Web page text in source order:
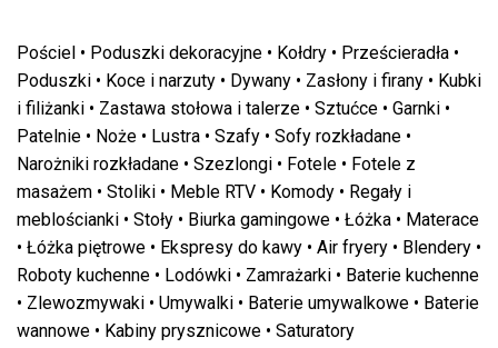
Pościel • Poduszki dekoracyjne • Kołdry • Prześcieradła •
Poduszki • Koce i narzuty • Dywany • Zasłony i firany • Kubki
i filiżanki • Zastawa stołowa i talerze • Sztućce • Garnki •
Patelnie • Noże • Lustra • Szafy • Sofy rozkładane •
Narożniki rozkładane • Szezlongi • Fotele • Fotele z
masażem • Stoliki • Meble RTV • Komody • Regały i
meblościanki • Stoły • Biurka gamingowe • Łóżka • Materace
• Łóżka piętrowe • Ekspresy do kawy • Air fryery • Blendery •
Roboty kuchenne • Lodówki • Zamrażarki • Baterie kuchenne
• Zlewozmywaki • Umywalki • Baterie umywalkowe • Baterie
wannowe • Kabiny prysznicowe • Saturatory